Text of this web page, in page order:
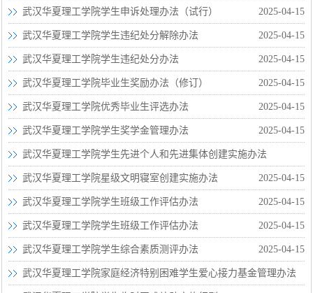
武汉华夏理工学院学生申诉处理办法（试行） 2025-04-15
武汉华夏理工学院学生违纪处分解除办法 2025-04-15
武汉华夏理工学院学生违纪处分办法 2025-04-15
武汉华夏理工学院毕业生奖励办法（修订） 2025-04-15
武汉华夏理工学院优秀毕业生评选办法 2025-04-15
武汉华夏理工学院学生奖学金管理办法 2025-04-15
武汉华夏理工学院学生先进个人和先进集体创建实施办法
2025-04-15
武汉华夏理工学院星级文明寝室创建实施办法 2025-04-15
武汉华夏理工学院学生班级工作评估办法 2025-04-15
武汉华夏理工学院学生班级工作评估办法 2025-04-15
武汉华夏理工学院学生综合素质测评办法 2025-04-15
武汉华夏理工学院家庭经济特别困难学生爱心接力基金管理办法